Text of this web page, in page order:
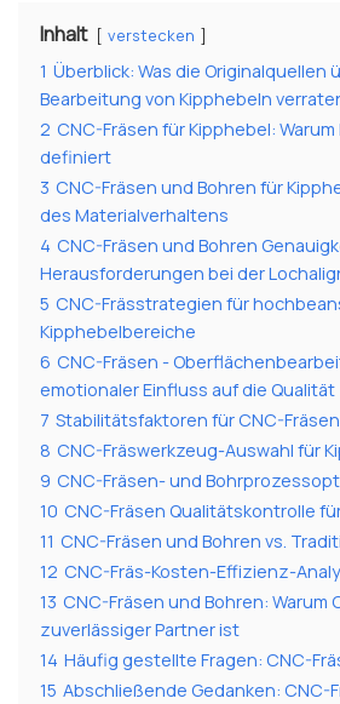
Inhalt verstecken
1 Überblick: Was die Originalquellen
Bearbeitung von Kipphebeln
2 CNC-Fräsen für Kipphebel:
definiert
3 CNC-Fräsen und Bohren für
des Materialverhaltens
4 CNC-Fräsen und Bohren
Herausforderungen bei der
5 CNC-Frässtrategien für
Kipphebelbereiche
6 CNC-Fräsen -
emotionaler Einfluss auf die Qualität
7 Stabilitätsfaktoren für CNC-
8 CNC-Fräswerkzeug-Auswahl für
9 CNC-Fräsen- und
10 CNC-Fräsen Qualitätskontrolle
11 CNC-Fräsen und Bohren vs.
12 CNC-Fräs-Kosten-Effizienz-
13 CNC-Fräsen und Bohren: Warum
zuverlässiger Partner ist
14 Häufig gestellte Fragen: CNC-
15 Abschließende Gedanken: CNC-